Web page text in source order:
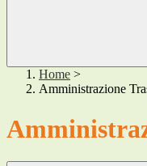
Home >
Amministrazione